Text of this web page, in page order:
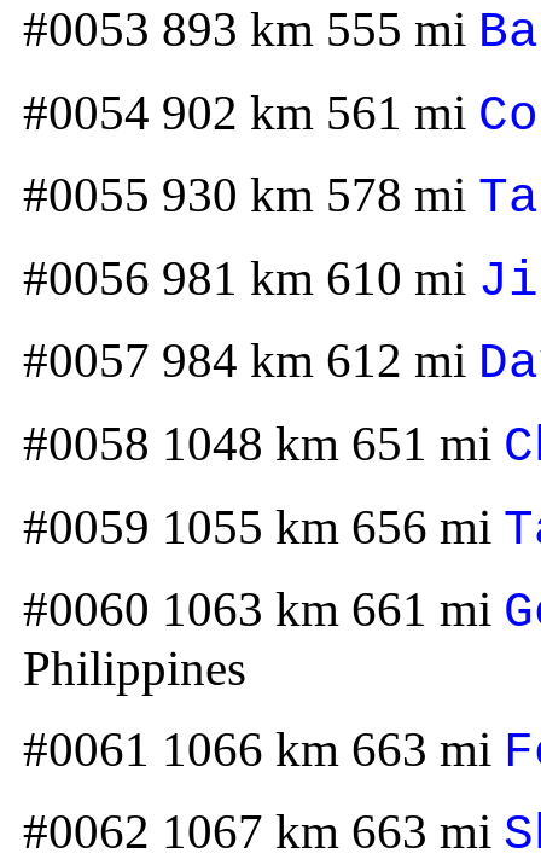
#0053 893 km 555 mi
#0054 902 km 561 mi
#0055 930 km 578 mi
#0056 981 km 610 mi
#0057 984 km 612 mi
#0058 1048 km 651 mi
#0059 1055 km 656 mi
#0060 1063 km 661 mi
Philippines
#0061 1066 km 663 mi
#0062 1067 km 663 mi